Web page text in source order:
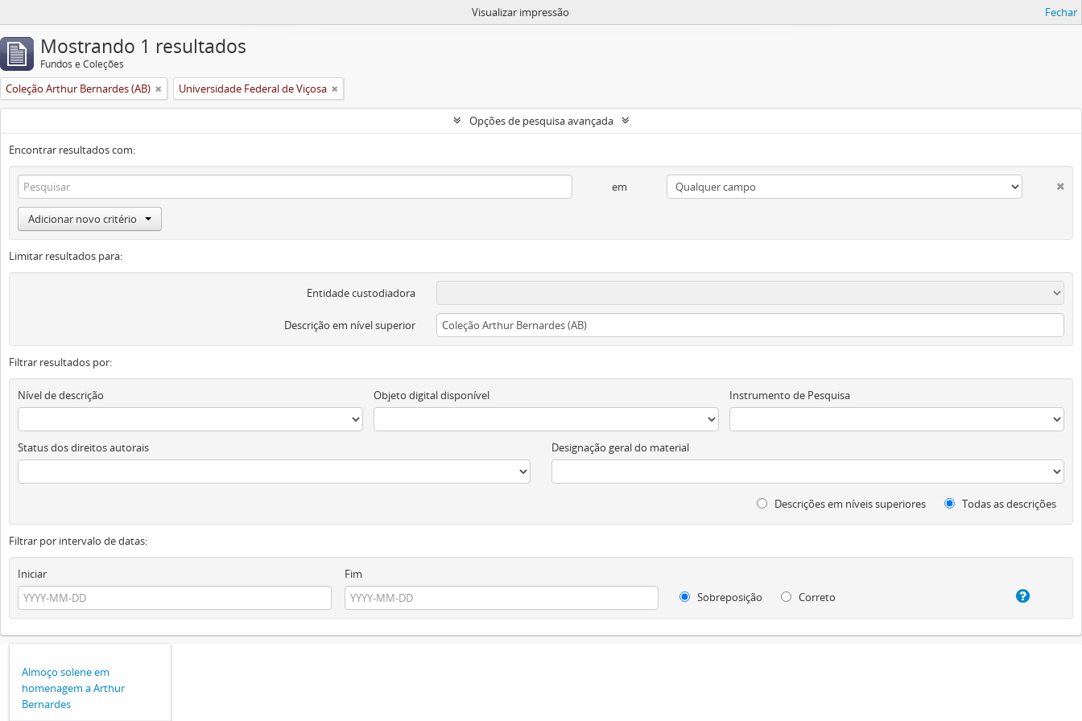
Visualizar impressão Fechar
Mostrando 1 resultados
Fundos e Coleções
Coleção Arthur Bernardes (AB) Universidade Federal de Viçosa
Opções de pesquisa avançada
Encontrar resultados com:
em
Adicionar novo critério
Limitar resultados para:
Entidade custodiadora
Descrição em nível superior
Filtrar resultados por:
Nível de descrição Objeto digital disponível Instrumento de Pesquisa
Status dos direitos autorais Designação geral do material
Descrições em níveis superiores Todas as descrições
Filtrar por intervalo de datas:
Iniciar
Fim
Sobreposição
Correto
Almoço solene em
homenagem a Arthur
Bernardes